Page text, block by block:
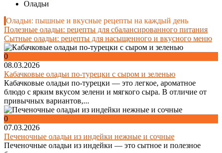
Оладьи
Оладьи: пышные и вкусные рецепты на каждый день
Полезные оладьи: рецепты для сбалансированного питания
Сытные оладьи: рецепты для насыщенного и вкусного меню
0
08.03.2026
Кабачковые оладьи по-турецки с сыром и зеленью
Кабачковые оладьи по-турецки — это легкое, ароматное
блюдо с ярким вкусом зелени и мягкого сыра. В отличие от
привычных вариантов,...
0
07.03.2026
Печеночные оладьи из индейки нежные и сочные
Печеночные оладьи из индейки — это сытное и полезное